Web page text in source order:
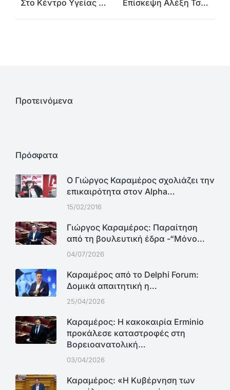
Στο Κέντρο Υγείας Λαυρίου Επίσκεψη Αλέξη Τσίπρα στο Λαύριο
Προτεινόμενα
Πρόσφατα
Ο Γιώργος Καραμέρος σχολιάζει την
επικαιρότητα στον Alpha…
15/02/2016
Γιώργος Καραμέρος: Παραίτηση
από τη βουλευτική έδρα -“Μόνο…
04/07/2026
Καραμέρος από το Delphi Forum:
Δομικά απαιτητική η…
25/04/2026
Καραμέρος: Η κακοκαιρία Erminio
προκάλεσε καταστροφές στη
Βορειοανατολική…
03/04/2026
Καραμέρος: «Η Κυβέρνηση των